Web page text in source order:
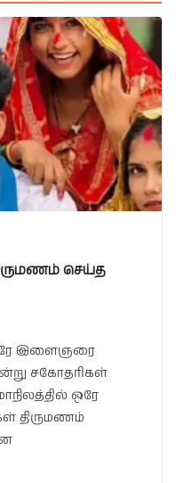
செய்த
இளைஞரை
சகோதரிகள்
ஒரே
திருமணம்